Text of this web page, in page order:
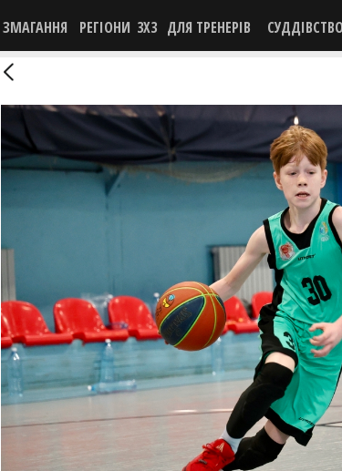
ЗМАГАННЯ РЕГІОНИ 3X3 ДЛЯ ТРЕНЕРІВ СУДДІВСТВО